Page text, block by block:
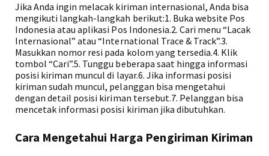
Jika Anda ingin melacak kiriman internasional, Anda bisa
mengikuti langkah-langkah berikut:1. Buka website Pos
Indonesia atau aplikasi Pos Indonesia.2. Cari menu “Lacak
Internasional” atau “International Trace & Track”.3.
Masukkan nomor resi pada kolom yang tersedia.4. Klik
tombol “Cari”.5. Tunggu beberapa saat hingga informasi
posisi kiriman muncul di layar.6. Jika informasi posisi
kiriman sudah muncul, pelanggan bisa mengetahui
dengan detail posisi kiriman tersebut.7. Pelanggan bisa
mencetak informasi posisi kiriman jika dibutuhkan.
Cara Mengetahui Harga Pengiriman Kiriman